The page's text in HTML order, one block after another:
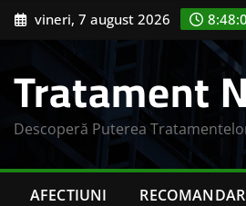
Skip vineri, 7 august 2026
Tratament
Descoperă Puterea
AFECTIUNI